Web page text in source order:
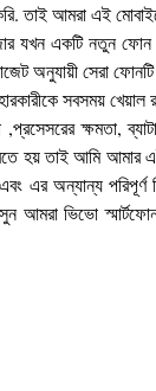
তাই আমরা এই
যখন একটি নতুন ফোন
অনুযায়ী সেরা
সবসময় খেয়াল
ক্ষমতা,
হয় তাই আমি আমার
এর অন্যান্য পরিপূর্ণ
আমরা ভিভো